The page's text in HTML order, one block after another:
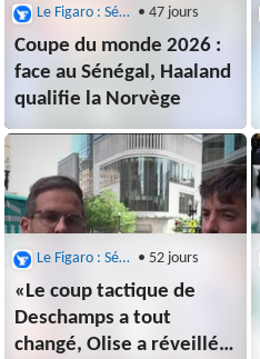
Le Figaro : Sénégal • 47 jours
Coupe du monde 2026 :
face au Sénégal, Haaland
qualifie la Norvège
Le Figaro : Sénégal • 52 jours
«Le coup tactique de
Deschamps a tout
changé, Olise a réveillé